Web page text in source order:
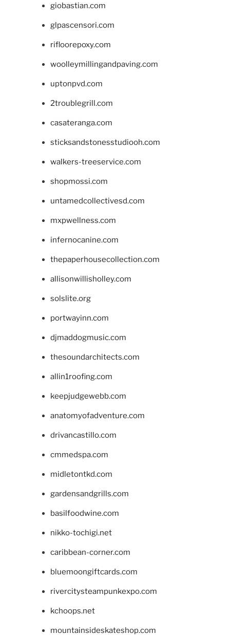
giobastian.com
glpascensori.com
rifloorepoxy.com
woolleymillingandpaving.com
uptonpvd.com
2troublegrill.com
casateranga.com
sticksandstonesstudiooh.com
walkers-treeservice.com
shopmossi.com
untamedcollectivesd.com
mxpwellness.com
infernocanine.com
thepaperhousecollection.com
allisonwillisholley.com
solslite.org
portwayinn.com
djmaddogmusic.com
thesoundarchitects.com
allin1roofing.com
keepjudgewebb.com
anatomyofadventure.com
drivancastillo.com
cmmedspa.com
midletontkd.com
gardensandgrills.com
basilfoodwine.com
nikko-tochigi.net
caribbean-corner.com
bluemoongiftcards.com
rivercitysteampunkexpo.com
kchoops.net
mountainsideskateshop.com